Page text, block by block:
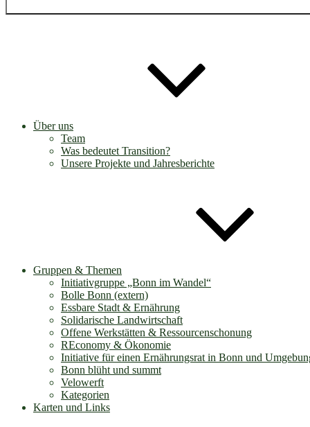
Über uns
Team
Was bedeutet Transition?
Unsere Projekte und Jahresberichte
Gruppen & Themen
Initiativgruppe „Bonn im Wandel“
Bolle Bonn (extern)
Essbare Stadt & Ernährung
Solidarische Landwirtschaft
Offene Werkstätten & Ressourcenschonung
REconomy & Ökonomie
Initiative für einen Ernährungsrat in Bonn und
Bonn blüht und summt
Velowerft
Kategorien
Karten und Links